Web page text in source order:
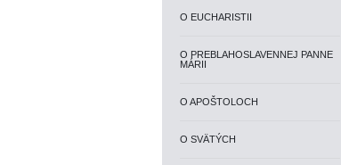
O EUCHARISTII
O PREBLAHOSLAVENNEJ PANNE
MÁRII
O APOŠTOLOCH
O SVÄTÝCH